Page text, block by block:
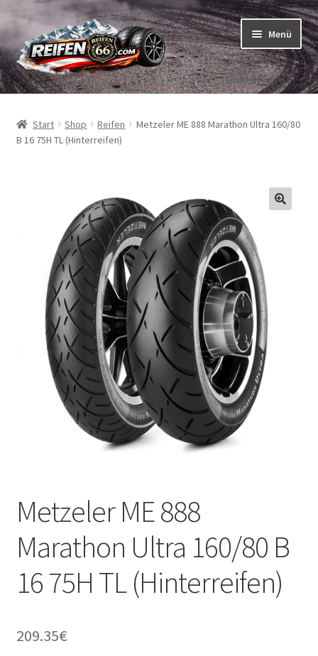
Zur
Navigation
springen
Zum
Inhalt
springen
Menü
Reifen
Schläuche
Reifentests
Kontakt
Start Shop Reifen
Metzeler ME 888 Marathon Ultra 160/80
B 16 75H TL (Hinterreifen)
Metzeler ME 888
Marathon Ultra 160/80 B
16 75H TL (Hinterreifen)
209.35€